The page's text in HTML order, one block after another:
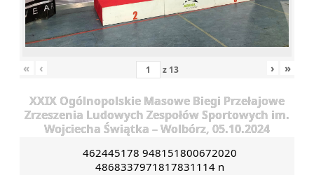
« ‹ z 13 › »
XXIX Ogólnopolskie Masowe Biegi Przełajowe
Zrzeszenia Ludowych Zespołów Sportowych im.
Wojciecha Świątka – Wolbórz, 05.10.2024
462445178 948151800672020
4868337971817831114 n